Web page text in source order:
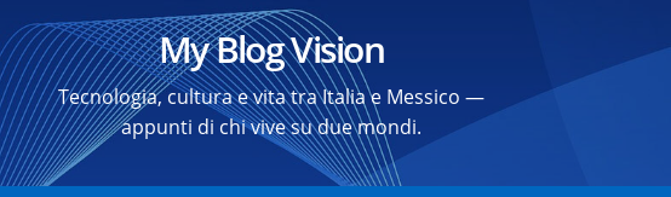
My Blog Vision
Tecnologia, cultura e vita tra Italia e Messico —
appunti di chi vive su due mondi.